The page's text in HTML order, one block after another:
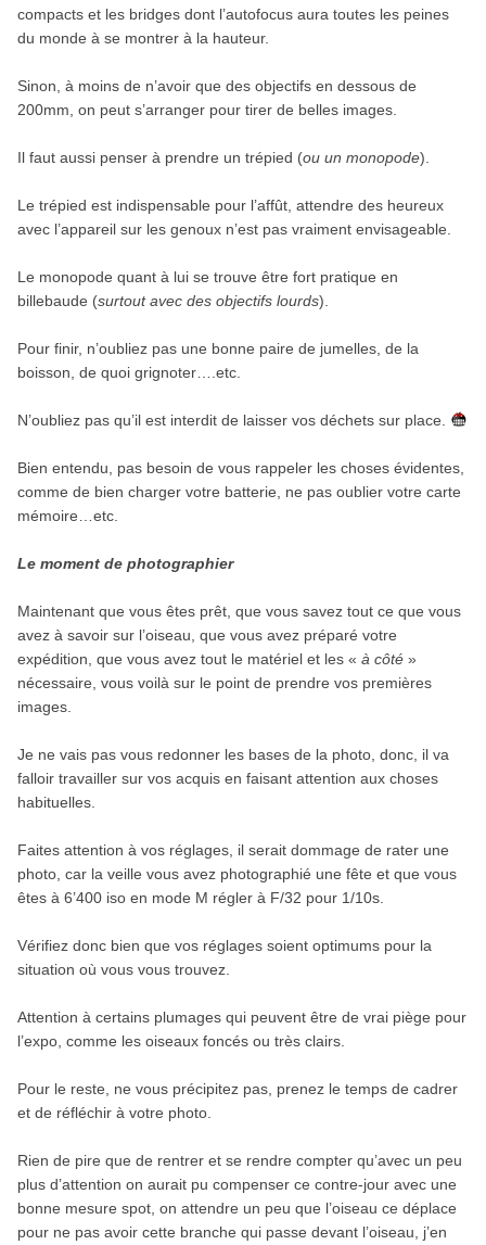
compacts et les bridges dont l’autofocus aura toutes les peines
du monde à se montrer à la hauteur.
Sinon, à moins de n’avoir que des objectifs en dessous de
200mm, on peut s’arranger pour tirer de belles images.
Il faut aussi penser à prendre un trépied (ou un monopode).
Le trépied est indispensable pour l’affût, attendre des heureux
avec l’appareil sur les genoux n’est pas vraiment envisageable.
Le monopode quant à lui se trouve être fort pratique en
billebaude (surtout avec des objectifs lourds).
Pour finir, n’oubliez pas une bonne paire de jumelles, de la
boisson, de quoi grignoter….etc.
N’oubliez pas qu’il est interdit de laisser vos déchets sur place.
Bien entendu, pas besoin de vous rappeler les choses évidentes,
comme de bien charger votre batterie, ne pas oublier votre carte
mémoire…etc.
Le moment de photographier
Maintenant que vous êtes prêt, que vous savez tout ce que vous
avez à savoir sur l’oiseau, que vous avez préparé votre
expédition, que vous avez tout le matériel et les « à côté»
nécessaire, vous voilà sur le point de prendre vos premières
images.
Je ne vais pas vous redonner les bases de la photo, donc, il va
falloir travailler sur vos acquis en faisant attention aux choses
habituelles.
Faites attention à vos réglages, il serait dommage de rater une
photo, car la veille vous avez photographié une fête et que vous
êtes à 6’400 iso en mode M régler à F/32 pour 1/10s.
Vérifiez donc bien que vos réglages soient optimums pour la
situation où vous vous trouvez.
Attention à certains plumages qui peuvent être de vrai piège pour
l’expo, comme les oiseaux foncés ou très clairs.
Pour le reste, ne vous précipitez pas, prenez le temps de cadrer
et de réfléchir à votre photo.
Rien de pire que de rentrer et se rendre compter qu’avec un peu
plus d’attention on aurait pu compenser ce contre-jour avec une
bonne mesure spot, on attendre un peu que l’oiseau ce déplace
pour ne pas avoir cette branche qui passe devant l’oiseau, j’en